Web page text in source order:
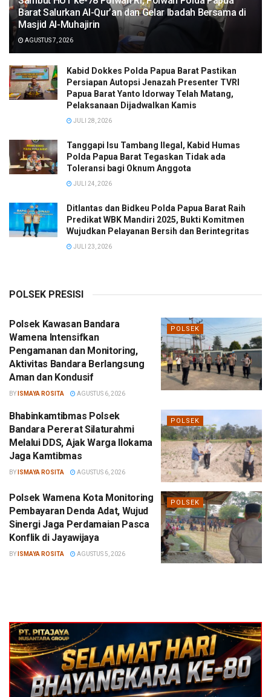
Barat Salurkan Al-Qur’an dan Gelar Ibadah Bersama di
Masjid Al-Muhajirin
AGUSTUS 7, 2026
Kabid Dokkes Polda Papua Barat Pastikan
Persiapan Autopsi Jenazah Presenter TVRI
Papua Barat Yanto Idorway Telah Matang,
Pelaksanaan Dijadwalkan Kamis
JULI 28, 2026
Tanggapi Isu Tambang Ilegal, Kabid Humas
Polda Papua Barat Tegaskan Tidak ada
Toleransi bagi Oknum Anggota
JULI 24, 2026
Ditlantas dan Bidkeu Polda Papua Barat Raih
Predikat WBK Mandiri 2025, Bukti Komitmen
Wujudkan Pelayanan Bersih dan Berintegritas
JULI 23, 2026
POLSEK PRESISI
POLSEK
Polsek Kawasan Bandara
Wamena Intensifkan
Pengamanan dan Monitoring,
Aktivitas Bandara Berlangsung
Aman dan Kondusif
BY ISMAYA ROSITA AGUSTUS 6, 2026
POLSEK
Bhabinkamtibmas Polsek
Bandara Pererat Silaturahmi
Melalui DDS, Ajak Warga Ilokama
Jaga Kamtibmas
BY ISMAYA ROSITA AGUSTUS 6, 2026
POLSEK
Polsek Wamena Kota Monitoring
Pembayaran Denda Adat, Wujud
Sinergi Jaga Perdamaian Pasca
Konflik di Jayawijaya
BY ISMAYA ROSITA AGUSTUS 5, 2026